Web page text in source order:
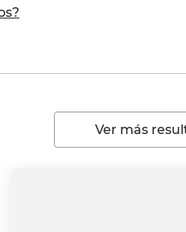
Ver más